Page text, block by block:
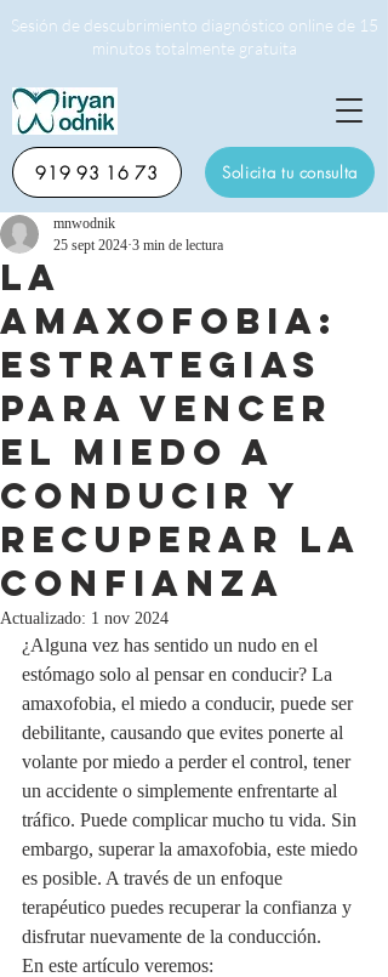
Solicita tu consulta
919 93 16 73
Sesión de descubrimiento diagnóstico online de 15
minutos totalmente gratuita
La
amaxofobia:
Estrategias
para vencer
el miedo a
conducir y
recuperar la
confianza
mnwodnik
25 sept 2024 3 min de lectura
Actualizado: 1 nov 2024
¿Alguna vez has sentido un nudo en el
estómago solo al pensar en conducir? La
amaxofobia, el miedo a conducir, puede ser
debilitante, causando que evites ponerte al
volante por miedo a perder el control, tener
un accidente o simplemente enfrentarte al
tráfico. Puede complicar mucho tu vida. Sin
embargo, superar la amaxofobia, este miedo
es posible. A través de un enfoque
terapéutico puedes recuperar la confianza y
disfrutar nuevamente de la conducción.
En este artículo veremos: